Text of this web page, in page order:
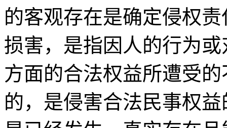
的客观存在是确定侵权
损害，是指因人的行为
方面的合法权益所遭受
的，是侵害合法民事权